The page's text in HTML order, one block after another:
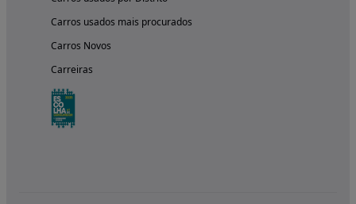
Carros usados mais procurados
Carros Novos
Carreiras